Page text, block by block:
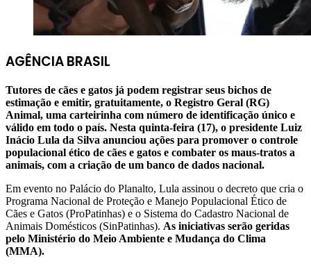
AGÊNCIA BRASIL
Tutores de cães e gatos já podem registrar seus bichos de
estimação e emitir, gratuitamente, o Registro Geral (RG)
Animal, uma carteirinha com número de identificação único e
válido em todo o país. Nesta quinta-feira (17), o presidente Luiz
Inácio Lula da Silva anunciou ações para promover o controle
populacional ético de cães e gatos e combater os maus-tratos a
animais, com a criação de um banco de dados nacional.
Em evento no Palácio do Planalto, Lula assinou o decreto que cria o
Programa Nacional de Proteção e Manejo Populacional Ético de
Cães e Gatos (ProPatinhas) e o Sistema do Cadastro Nacional de
Animais Domésticos (SinPatinhas). As iniciativas serão geridas
pelo Ministério do Meio Ambiente e Mudança do Clima
(MMA).